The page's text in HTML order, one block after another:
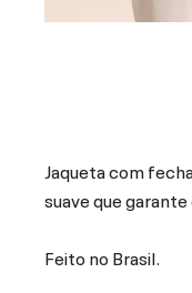
Jaqueta com
suave que
Feito no Brasil.